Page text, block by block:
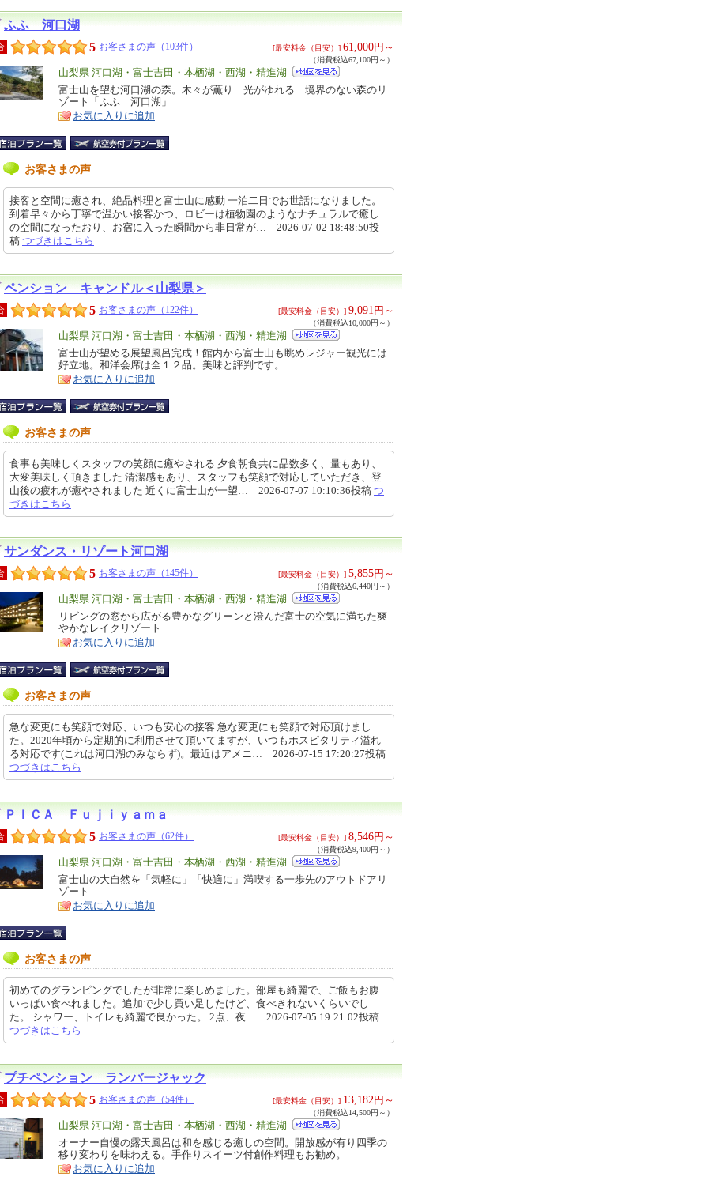
ふふ 河口湖
5 お客さまの声（103件） [最安料金（目安）] 61,000円～
（消費税込67,100円～）
エ
リ
ア
山梨県 河口湖・富士吉田・本栖湖・西湖・精進湖
特
徴
富士山を望む河口湖の森。木々が薫り 光がゆれる 境界のない森のリ
ゾート「ふふ 河口湖」
お気に入りに追加
お客さまの声
接客と空間に癒され、絶品料理と富士山に感動 一泊二日でお世話になりました。
到着早々から丁寧で温かい接客かつ、ロビーは植物園のようなナチュラルで癒し
の空間になったおり、お宿に入った瞬間から非日常が… 2026-07-02 18:48:50投
稿 つづきはこちら
ペンション キャンドル＜山梨県＞
5 お客さまの声（122件） [最安料金（目安）] 9,091 円～
（消費税込10,000円～）
エ
リ
ア
山梨県 河口湖・富士吉田・本栖湖・西湖・精進湖
特
徴
富士山が望める展望風呂完成！館内から富士山も眺めレジャー観光には
好立地。和洋会席は全１２品。美味と評判です。
お気に入りに追加
お客さまの声
食事も美味しくスタッフの笑顔に癒やされる 夕食朝食共に品数多く、量もあり、
大変美味しく頂きました 清潔感もあり、スタッフも笑顔で対応していただき、登
山後の疲れが癒やされました 近くに富士山が一望… 2026-07-07 10:10:36投稿 つ
づきはこちら
サンダンス・リゾート河口湖
5 お客さまの声（145件） [最安料金（目安）] 5,855円～
（消費税込6,440円～）
エ
リ
ア
山梨県 河口湖・富士吉田・本栖湖・西湖・精進湖
特
徴
リビングの窓から広がる豊かなグリーンと澄んだ富士の空気に満ちた爽
やかなレイクリゾート
お気に入りに追加
お客さまの声
急な変更にも笑顔で対応、いつも安心の接客 急な変更にも笑顔で対応頂けまし
た。2020年頃から定期的に利用させて頂いてますが、いつもホスピタリティ溢れ
る対応です(これは河口湖のみならず)。最近はアメニ… 2026-07-15 17:20:27投稿
つづきはこちら
ＰＩＣＡ Ｆｕｊｉｙａｍａ
5 お客さまの声（62件） [最安料金（目安）] 8,546円～
（消費税込9,400円～）
エ
リ
ア
山梨県 河口湖・富士吉田・本栖湖・西湖・精進湖
特
徴
富士山の大自然を「気軽に」「快適に」満喫する一歩先のアウトドアリ
ゾート
お気に入りに追加
お客さまの声
初めてのグランピングでしたが非常に楽しめました。部屋も綺麗で、ご飯もお腹
いっぱい食べれました。追加で少し買い足したけど、食べきれないくらいでし
た。 シャワー、トイレも綺麗で良かった。 2点、夜… 2026-07-05 19:21:02投稿
つづきはこちら
プチペンション ランバージャック
5 お客さまの声（54件） [最安料金（目安）] 13,182 円～
（消費税込14,500円～）
エ
リ
ア
山梨県 河口湖・富士吉田・本栖湖・西湖・精進湖
特
徴
オーナー自慢の露天風呂は和を感じる癒しの空間。開放感が有り四季の
移り変わりを味わえる。手作りスイーツ付創作料理もお勧め。
お気に入りに追加